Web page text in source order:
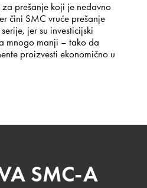
prešanje koji je nedavno
čini SMC vruće prešanje
jer su investicijski
mnogo manji – tako da
proizvesti ekonomično u
SMC-A